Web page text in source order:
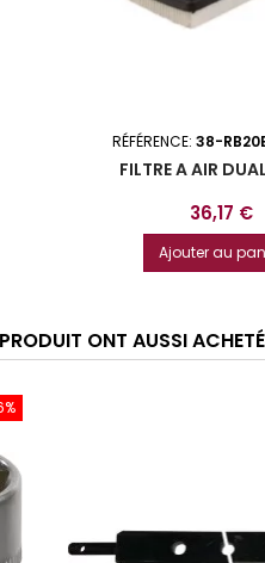
RÉFÉRENCE: 38-
FILTRE A AIR
Prix
36,17 €
Ajouter au
ONT AUSSI